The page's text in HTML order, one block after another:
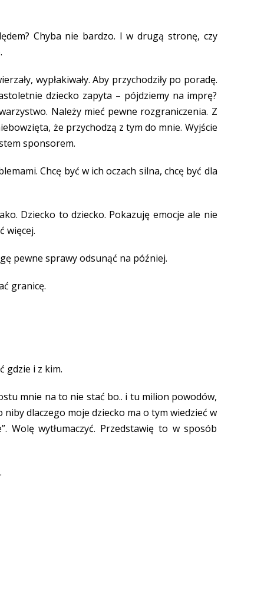
Chyba nie bardzo. I w drugą stronę, czy
wypłakiwały. Aby przychodziły po poradę.
dziecko zapyta – pójdziemy na imprę?
Należy mieć pewne rozgraniczenia. Z
że przychodzą z tym do mnie. Wyjście
sponsorem.
Chcę być w ich oczach silna, chcę być dla
Dziecko to dziecko. Pokazuję emocje ale nie
więcej.
pewne sprawy odsunąć na później.
granicę.
gdzie i z kim.
mnie na to nie stać bo.. i tu milion powodów,
niby dlaczego moje dziecko ma o tym wiedzieć w
wytłumaczyć. Przedstawię to w sposób